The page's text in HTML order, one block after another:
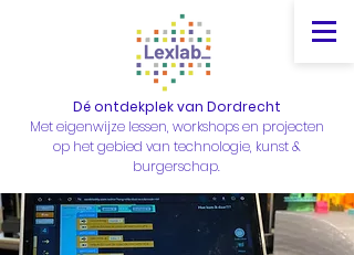
Dé ontdekplek van Dordrecht
Met eigenwijze lessen, workshops en projecten
op het gebied van technologie, kunst &
burgerschap.